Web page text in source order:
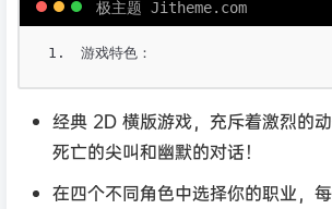
极主题 Jitheme.com
游戏特色：
经典 2D 横版游戏，充斥着激烈的动
死亡的尖叫和幽默的对话！
在四个不同角色中选择你的职业，